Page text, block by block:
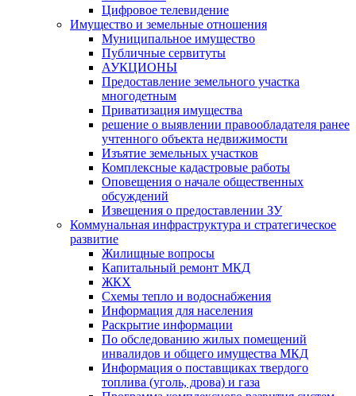
Цифровое телевидение
Имущество и земельные отношения
Муниципальное имущество
Публичные сервитуты
АУКЦИОНЫ
Предоставление земельного участка
многодетным
Приватизация имущества
решение о выявлении правообладателя ранее
учтенного объекта недвижимости
Изъятие земельных участков
Комплексные кадастровые работы
Оповещения о начале общественных
обсуждений
Извещения о предоставлении ЗУ
Коммунальная инфраструктура и стратегическое
развитие
Жилищные вопросы
Капитальный ремонт МКД
ЖКХ
Схемы тепло и водоснабжения
Информация для населения
Раскрытие информации
По обследованию жилых помещений
инвалидов и общего имущества МКД
Информация о поставщиках твердого
топлива (уголь, дрова) и газа